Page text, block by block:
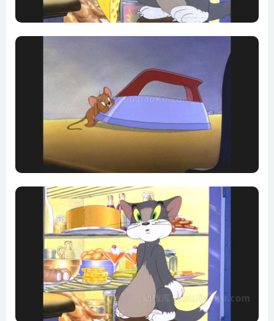
人高尔夫] 21. Flirty Birdy (1945) [秃鹰变奏曲] 22. Quiet
Please! (1945) [请保持安静] 23. Springtime for Thomas
(1946) [寻梦小子] 24. The Milky Wall (1946) [喝牛奶的流浪
儿] 25. Trap Happy (1946) [捕鼠陷阱] 26. Solid Serenade
(1946) [甜蜜的小夜曲] 27. Cat Fishin’ (1947) [钓鱼记] 28.
Part Time Pal (1947) [兼职朋友] 29. The Cat Concerto (1947)
[猫的协奏曲] 30. Dr.Jekyll and Mr.Mouse (1947) [化身老鼠]
31. Salt Water Tabby (1947) [海水玩具鸭] 32. A Mouse in the
House (1947) [房子里的老鼠] 33. The Invisible Mouse (1947)
[隐形墨水] 34. Kitty Foiled (1948) [基蒂笼中鸟] 35. The Truce
Hurts (1948) [休战伤害] 36. Old Rockin’ Chair Tom (1948)
[老摇椅上的汤姆] 37. Professor Tom (1948) [博士教学班]